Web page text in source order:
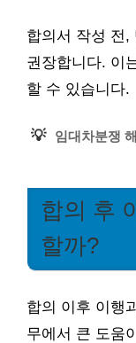
합의서 작성 전,
권장합니다. 이
할 수 있습니다.
💡 임대차분쟁
합의 후
할까?
합의 이후 이행
무에서 큰 도움